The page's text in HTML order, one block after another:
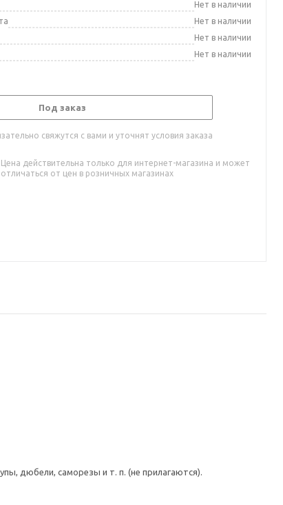
Нет в наличии
Нет в наличии
Нет в наличии
Нет в наличии
Под заказ
свяжутся с вами и уточнят условия заказа
Цена действительна только для интернет-магазина и может
отличаться от цен в розничных магазинах
дюбели, саморезы и т. п. (не прилагаются).